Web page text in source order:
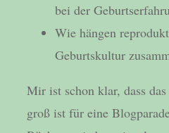
bei der
Wie hängen
Geburtskultur
Mir ist schon klar, dass
groß ist für eine